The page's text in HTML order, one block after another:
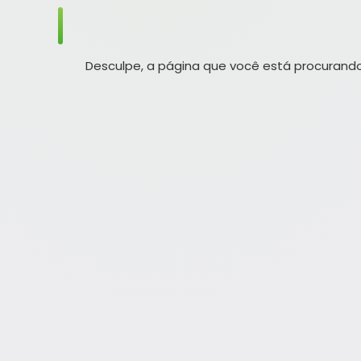
Desculpe, a página que você está